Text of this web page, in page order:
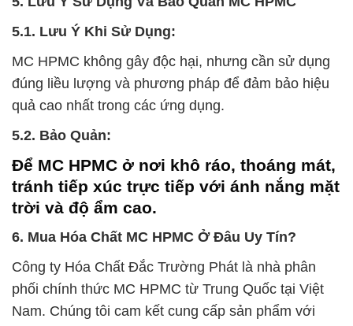
5.1. Lưu Ý Khi Sử Dụng:
MC HPMC không gây độc hại, nhưng cần sử dụng
đúng liều lượng và phương pháp để đảm bảo hiệu
quả cao nhất trong các ứng dụng.
5.2. Bảo Quản:
Để MC HPMC ở nơi khô ráo, thoáng mát,
tránh tiếp xúc trực tiếp với ánh nắng mặt
trời và độ ẩm cao.
6. Mua Hóa Chất MC HPMC Ở Đâu Uy Tín?
Công ty Hóa Chất Đắc Trường Phát là nhà phân
phối chính thức MC HPMC từ Trung Quốc tại Việt
Nam. Chúng tôi cam kết cung cấp sản phẩm với